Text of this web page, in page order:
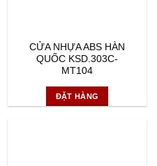
CỬA NHỰA ABS HÀN
QUỐC KSD.303C-
MT104
ĐẶT HÀNG